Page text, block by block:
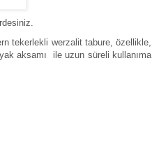
tekerlekli werzalit tabure, özellikle,
aksamı ile uzun süreli kullanıma